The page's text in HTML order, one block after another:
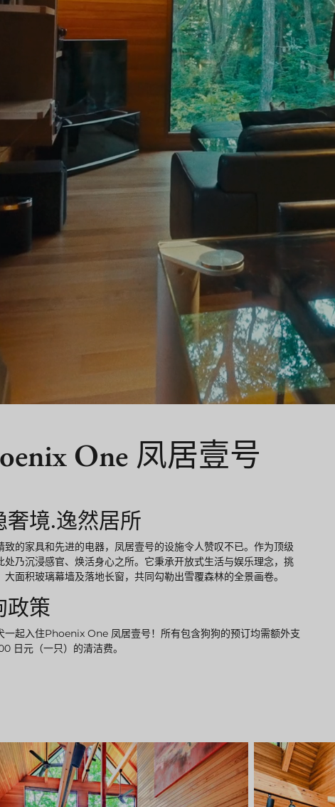
One 凤居壹号
奢境.逸然居所
致的家具和先进的电器，凤居壹号的设施令人赞叹不已。作为顶级
处乃沉浸感官、焕活身心之所。它秉承开放式生活与娱乐理念，挑
大面积玻璃幕墙及落地长窗，共同勾勒出雪覆森林的全景画卷。
政策
一起入住Phoenix One 凤居壹号！所有包含狗狗的预订均需额外支
日元（一只）的清洁费。